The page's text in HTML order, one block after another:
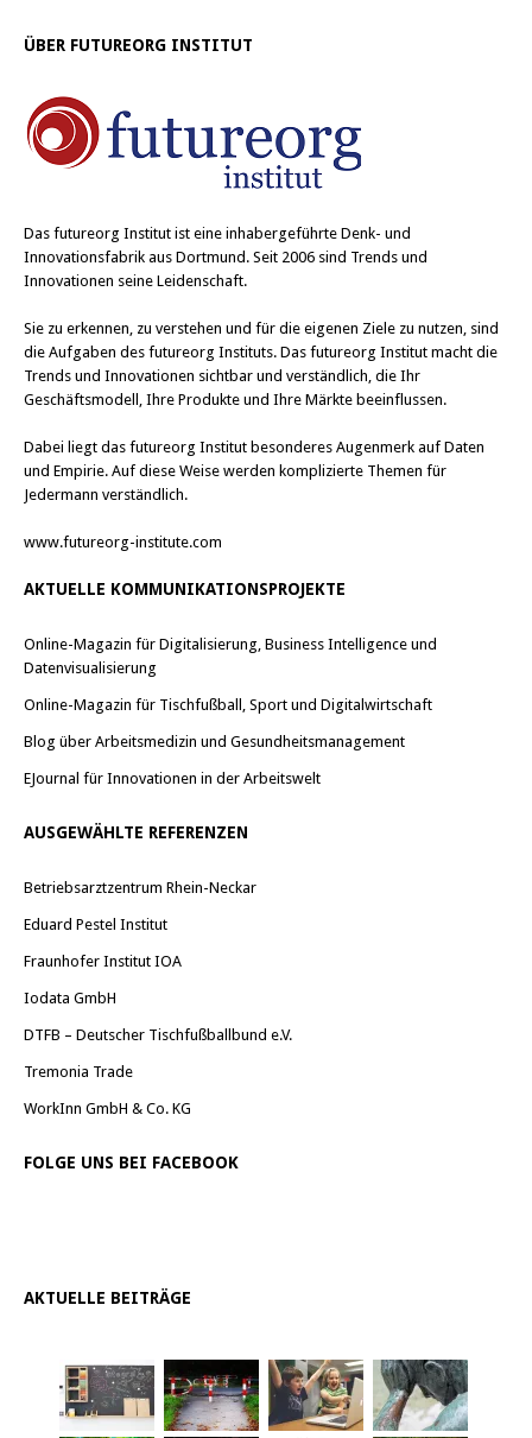
ÜBER FUTUREORG INSTITUT
Das futureorg Institut ist eine inhabergeführte Denk- und
Innovationsfabrik aus Dortmund. Seit 2006 sind Trends und
Innovationen seine Leidenschaft.
Sie zu erkennen, zu verstehen und für die eigenen Ziele zu nutzen, sind
die Aufgaben des futureorg Instituts. Das futureorg Institut macht die
Trends und Innovationen sichtbar und verständlich, die Ihr
Geschäftsmodell, Ihre Produkte und Ihre Märkte beeinflussen.
Dabei liegt das futureorg Institut besonderes Augenmerk auf Daten
und Empirie. Auf diese Weise werden komplizierte Themen für
Jedermann verständlich.
www.futureorg-institute.com
AKTUELLE KOMMUNIKATIONSPROJEKTE
Online-Magazin für Digitalisierung, Business Intelligence und
Datenvisualisierung
Online-Magazin für Tischfußball, Sport und Digitalwirtschaft
Blog über Arbeitsmedizin und Gesundheitsmanagement
EJournal für Innovationen in der Arbeitswelt
AUSGEWÄHLTE REFERENZEN
Betriebsarztzentrum Rhein-Neckar
Eduard Pestel Institut
Fraunhofer Institut IOA
Iodata GmbH
DTFB – Deutscher Tischfußballbund e.V.
Tremonia Trade
WorkInn GmbH & Co. KG
FOLGE UNS BEI FACEBOOK
AKTUELLE BEITRÄGE